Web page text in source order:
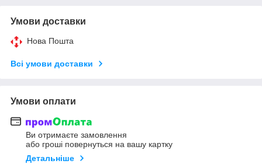
Умови доставки
Нова Пошта
Всі умови доставки
Умови оплати
Ви отримаєте замовлення
або гроші повернуться на вашу картку
Детальніше